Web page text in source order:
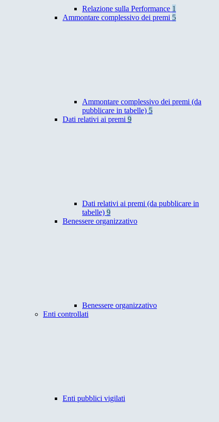
Relazione sulla Performance 1
Ammontare complessivo dei premi 5
Ammontare complessivo dei premi (da
pubblicare in tabelle) 5
Dati relativi ai premi 9
Dati relativi ai premi (da pubblicare in
tabelle) 9
Benessere organizzativo
Benessere organizzativo
Enti controllati
Enti pubblici vigilati